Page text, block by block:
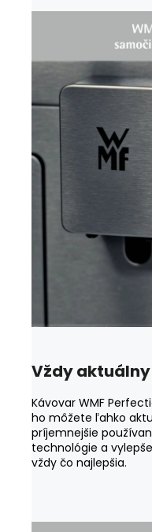
Vždy aktuálny
Kávovar WMF
ho môžete ľahko
príjemnejšie
technológie a
vždy čo najlepšia.